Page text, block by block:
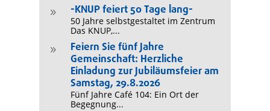
9 -KNUP feiert 50 Tage lang-
50 Jahre selbstgestaltet im Zentrum
Das KNUP,...
9
Feiern Sie fünf Jahre
Gemeinschaft: Herzliche
Einladung zur Jubiläumsfeier am
Samstag, 29.8.2026
Fünf Jahre Café 104: Ein Ort der
Begegnung...